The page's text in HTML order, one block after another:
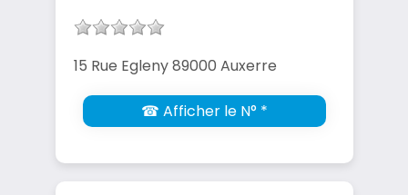
15 Rue Egleny 89000 Auxerre
☎ Afficher le N° *